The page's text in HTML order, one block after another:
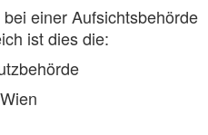
einer Aufsichtsbehörde
ist dies die: